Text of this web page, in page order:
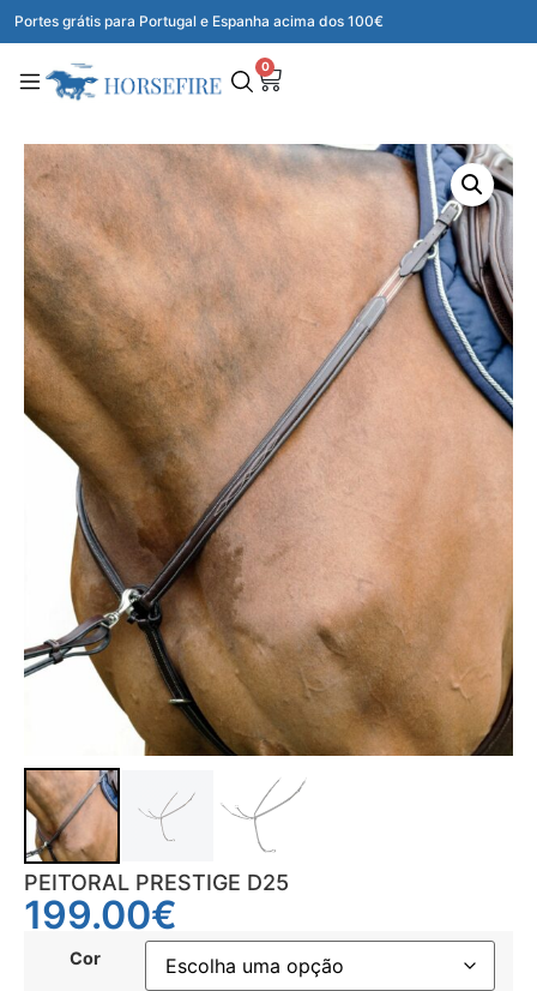
Portes grátis para Portugal e Espanha acima dos 100€
0
PEITORAL PRESTIGE D25
199.00€
Cor